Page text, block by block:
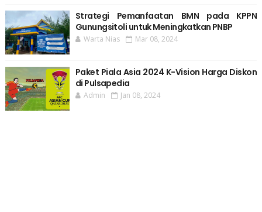
Strategi Pemanfaatan BMN pada KPPN
Gunungsitoli untuk Meningkatkan PNBP
Warta Nias Mar 08, 2024
Paket Piala Asia 2024 K-Vision Harga Diskon
di Pulsapedia
Admin Jan 08, 2024